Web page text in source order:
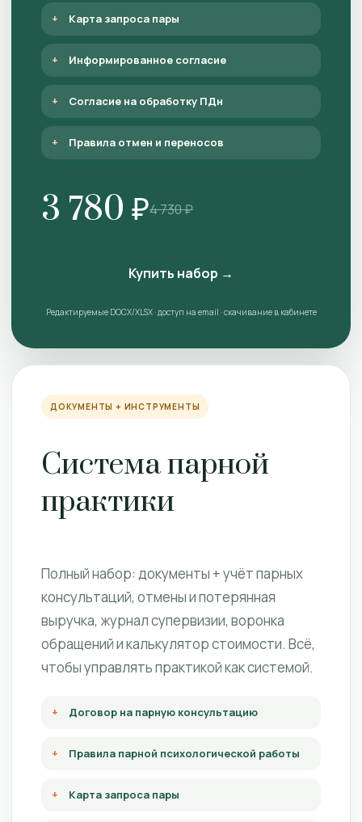
Карта запроса пары
Информированное согласие
Согласие на обработку ПДн
Правила отмен и переносов
3 780 ₽4 730 ₽
Купить набор →
Редактируемые DOCX/XLSX · доступ на email · скачивание в кабинете
ДОКУМЕНТЫ + ИНСТРУМЕНТЫ
Система парной
практики
Полный набор: документы + учёт парных
консультаций, отмены и потерянная
выручка, журнал супервизии, воронка
обращений и калькулятор стоимости. Всё,
чтобы управлять практикой как системой.
Договор на парную консультацию
Правила парной психологической работы
Карта запроса пары